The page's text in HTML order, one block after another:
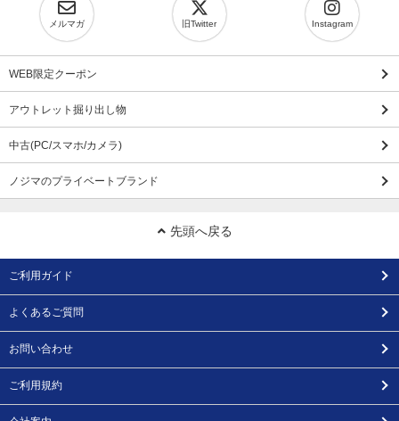
メルマガ 旧Twitter Instagram
WEB限定クーポン
アウトレット掘り出し物
中古(PC/スマホ/カメラ)
ノジマのプライベートブランド
先頭へ戻る
ご利用ガイド
よくあるご質問
お問い合わせ
ご利用規約